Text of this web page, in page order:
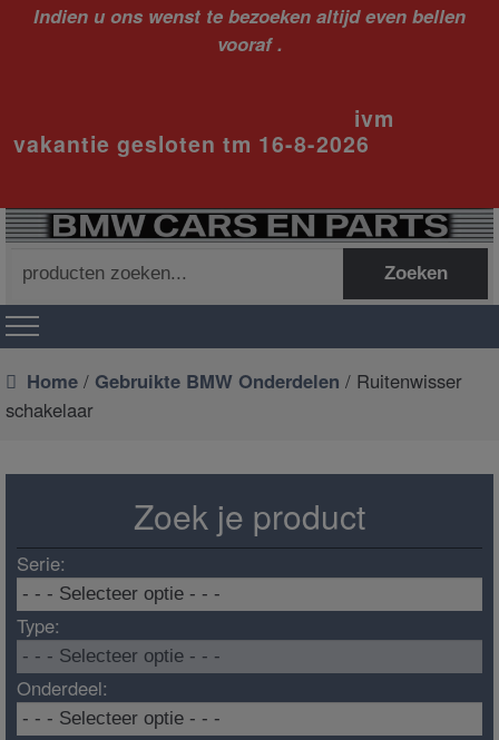
Indien u ons wenst te bezoeken altijd even bellen
vooraf .
ivm
vakantie gesloten tm 16-8-2026
naar:
Zoeken
Home / Gebruikte BMW Onderdelen / Ruitenwisser
schakelaar
Zoek je product
Serie:
Type:
Onderdeel: